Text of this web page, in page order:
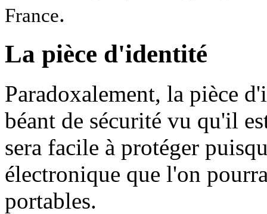
France.
La pièce d'identité
Paradoxalement, la pièce
béant de sécurité vu qu'il
sera facile à protéger
électronique que l'on
portables.